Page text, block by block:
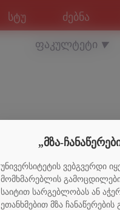
სტუ ძებნა
ფაკულტეტი ▼
„მზა-
უნივერსიტეტის ვებგვერდი
მომხმარებლის
საიტით სარგებლობას ან
ეთანხმებით მზა